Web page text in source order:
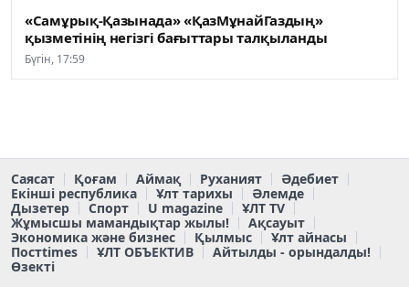
«Самұрық-Қазынада» «ҚазМұнайГаздың»
қызметінің негізгі бағыттары талқыланды
Бүгін, 17:59
Саясат Қоғам Аймақ Руханият
Әдебиет
Екінші республика
Ұлт тарихы
Әлемде
Дызетер
Спорт U magazine
ҰЛТ TV
Жұмысшы мамандықтар жылы!
Ақсауыт
Экономика және бизнес
Қылмыс
Ұлт айнасы
Постtimes
ҰЛТ ОБЪЕКТИВ
Айтылды - орындалды!
Өзекті